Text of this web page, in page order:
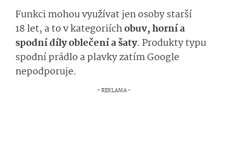
Funkci mohou využívat jen osoby starší
18 let, a to v kategoriíchobuv, horní a
spodní díly oblečení a šaty. Produkty typu
spodní prádlo a plavky zatím Google
nepodporuje.